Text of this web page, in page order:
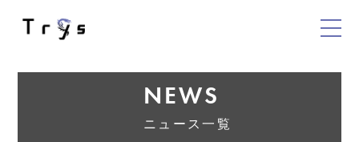
NEWS
ニュース一覧